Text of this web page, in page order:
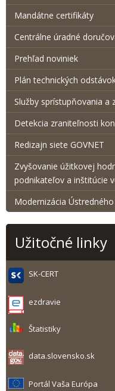
Mandátne certifikáty
Centrálne úradné
Prehľad noviniek
Plán technických
Služby sprístupňovania
Detekcia zraniteľnosti
Redizajn siete GOVNET
Zvyšovanie úžitkovej
podnikateľov a inštitúcie
Modernizácia
Užitočné linky
SK-CERT
ezdravie
Štatistiky
data.slovensko.sk
Portál Vaša Európa